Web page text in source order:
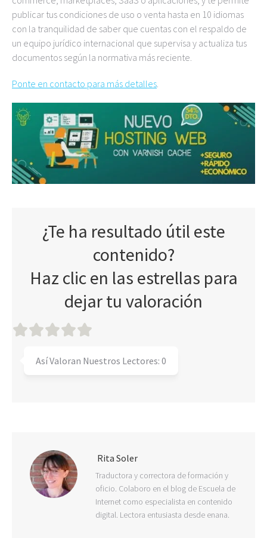
publicar tus condiciones de uso o venta hasta en 10 idiomas
con la tranquilidad de saber que cuentas con el respaldo de
un equipo jurídico internacional que supervisa y actualiza tus
documentos según la normativa más reciente.
Ponte en contacto para más detalles.
¿Te ha resultado útil este
contenido?
Haz clic en las estrellas para
dejar tu valoración
Así Valoran Nuestros Lectores: 0
Rita Soler
Traductora y correctora de formación y
oficio. Colaboro en el blog de Escuela de
Internet como especialista en contenido
digital. Lectora entusiasta desde enana.